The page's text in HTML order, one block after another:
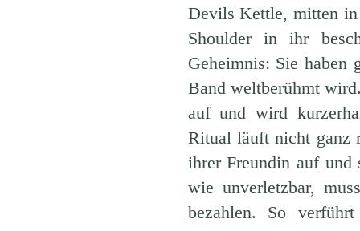
Devils Kettle, mitten in
Shoulder in ihr
Geheimnis: Sie haben
Band weltberühmt
auf und wird
Ritual läuft nicht ganz
ihrer Freundin auf
wie unverletzbar,
bezahlen. So